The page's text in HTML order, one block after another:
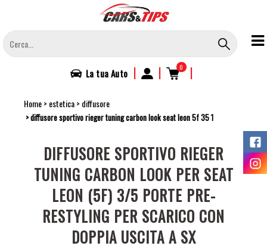
contenuto
principale
La tuaAuto | | 0 |
Home estetica diffusore
diffusore sportivo rieger tuning carbon look seat leon 5f 35 1
DIFFUSORE SPORTIVO RIEGER
TUNING CARBON LOOK PER SEAT
LEON (5F) 3/5 PORTE PRE-
RESTYLING PER SCARICO CON
DOPPIA USCITA A SX